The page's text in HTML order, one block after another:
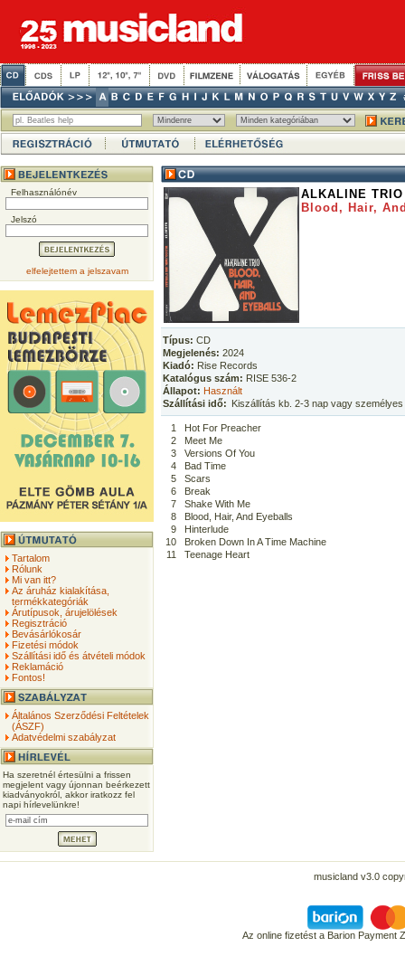
Felhasználónév
Jelszó
elfelejtettem a jelszavam
Tartalom
Rólunk
Mi van itt?
Az áruház kialakítása,
termékkategóriák
Árutípusok, árujelölések
Regisztráció
Bevásárlókosár
Fizetési módok
Szállítási idő és átvételi módok
Reklamáció
Fontos!
Általános Szerződési Feltételek
(ÁSZF)
Adatvédelmi szabályzat
Ha szeretnél értesülni a frissen
megjelent vagy újonnan beérkezett
kiadványokról, akkor iratkozz fel
napi hírlevelünkre!
ALKALINE TRIO
Blood, Hair,
Típus: CD
Megjelenés: 2024
Kiadó: Rise Records
Katalógus szám: RISE 536-2
Állapot: Használt
Szállítási idő: Kiszállítás kb. 2-3 nap vagy
1
Hot For Preacher
2
Meet Me
3
Versions Of You
4
Bad Time
5
Scars
6
Break
7
Shake With Me
8
Blood, Hair, And Eyeballs
9
Hinterlude
10
Broken Down In A Time Machine
11
Teenage Heart
musicland v3.0
Az online fizetést a Barion Payment